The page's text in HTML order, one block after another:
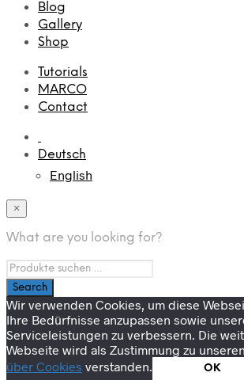
Blog
Gallery
Shop
Tutorials
MARCO
Contact
Deutsch
English
×
What are you looking for?
Wir verwenden Cookies, um diese
Ihre Bedürfnisse anzupassen sowie
Serviceleistungen zu verbessern. Die
Webseite wird als Zustimmung zu unseren
über Cookies verstanden. OK